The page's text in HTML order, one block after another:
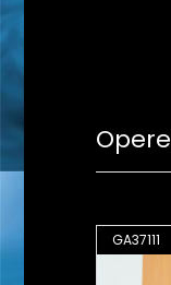
Opere
GA37111